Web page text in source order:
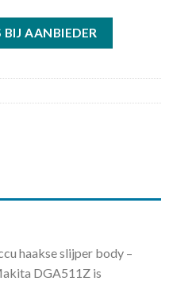
BIJ AANBIEDER
haakse slijper body –
DGA511Z is